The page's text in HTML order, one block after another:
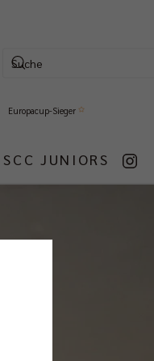
Europacup-Sieger
SCC JUNIORS